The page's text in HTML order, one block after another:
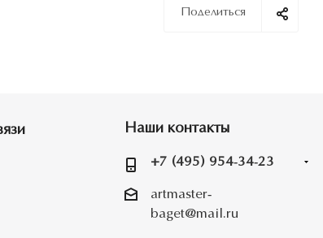
Поделиться
Наши контакты
+7 (495) 954-34-23
artmaster-
baget@mail.ru